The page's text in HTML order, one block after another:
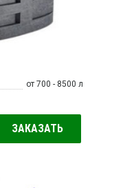
от 700 - 8500 л
ЗАКАЗАТЬ